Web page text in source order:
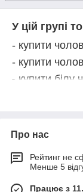
У цій групі
- купити
- купити
- купити білу
- купити
- купити
розміру
- замовити
перевізником.
Про нас
Рейтинг не
Менше 5
Працює з